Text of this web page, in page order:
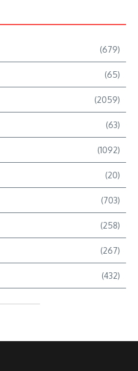
(679)
(65)
(2059)
(63)
(1092)
(20)
(703)
(258)
(267)
(432)